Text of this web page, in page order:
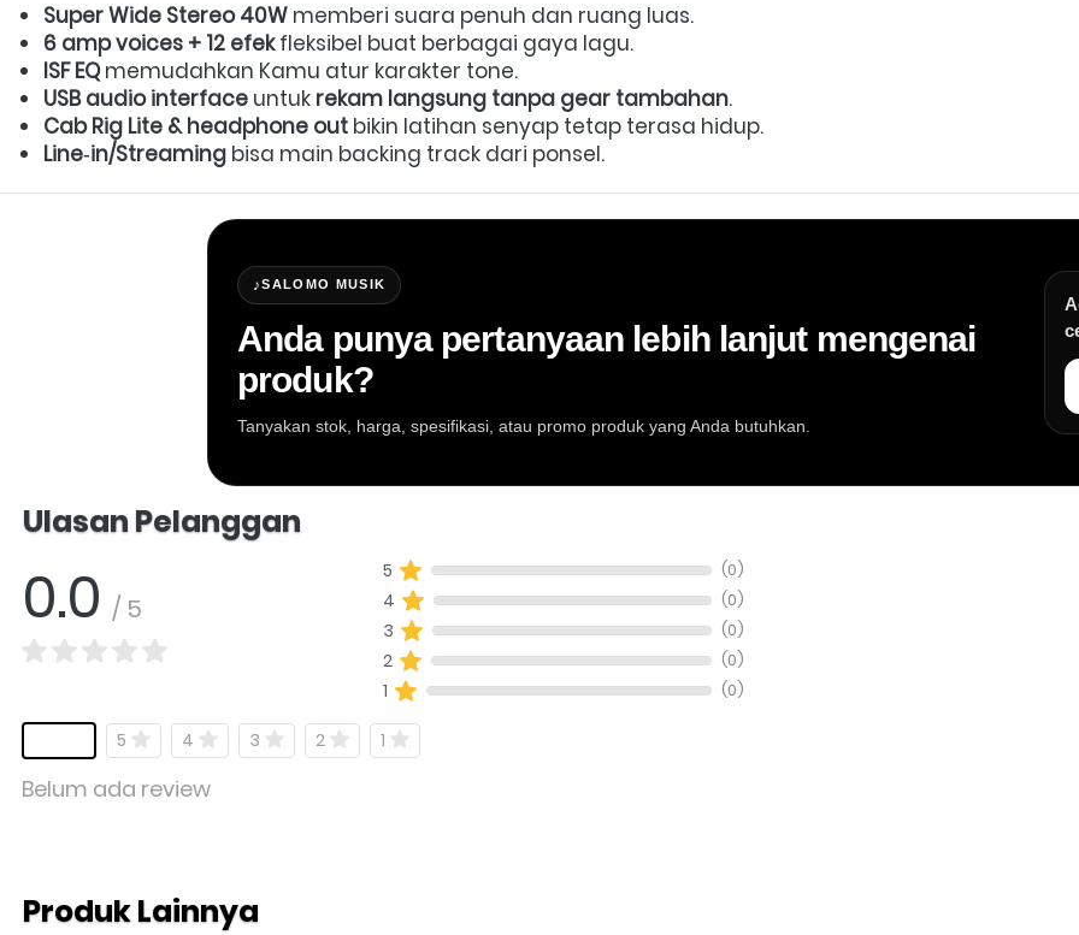
Super Wide Stereo 40W memberi suara penuh dan ruang luas.
6 amp voices + 12 efek fleksibel buat berbagai gaya lagu.
ISF EQ memudahkan Kamu atur karakter tone.
USB audio interface untuk rekam langsung tanpa gear tambahan.
Cab Rig Lite & headphone out bikin latihan senyap tetap terasa hidup.
Line‑in/Streaming bisa main backing track dari ponsel.
♪SALOMO MUSIK
Anda punya pertanyaan lebih lanjut mengenai
produk?
Tanyakan stok, harga, spesifikasi, atau promo produk yang Anda butuhkan.
Ulasan Pelanggan
0.0 / 5
5 (0)
4 (0)
3 (0)
2 (0)
1 (0)
5 4 3 2 1
Belum ada review
Produk Lainnya